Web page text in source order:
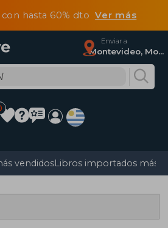
hasta 60% dtoVer más
Enviar a
Montevideo, Montevideo
vendidosLibros importados más